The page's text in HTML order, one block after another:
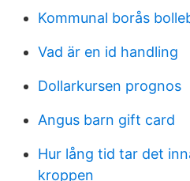
Kommunal borås
Vad är en id handling
Dollarkursen prognos
Angus barn gift card
Hur lång tid tar det
kroppen